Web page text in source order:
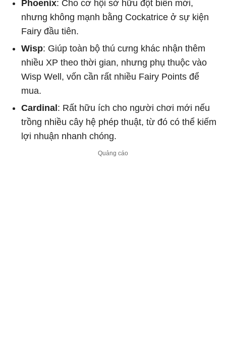
Phoenix: Cho cơ hội sở hữu đột biến mới,
nhưng không mạnh bằng Cockatrice ở sự kiện
Fairy đầu tiên.
Wisp: Giúp toàn bộ thú cưng khác nhận thêm
nhiều XP theo thời gian, nhưng phụ thuộc vào
Wisp Well, vốn cần rất nhiều Fairy Points để
mua.
Cardinal: Rất hữu ích cho người chơi mới nếu
trồng nhiều cây hệ phép thuật, từ đó có thể kiếm
lợi nhuận nhanh chóng.